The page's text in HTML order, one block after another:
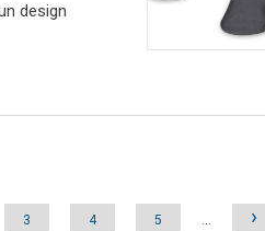
design
3 4 5 ›